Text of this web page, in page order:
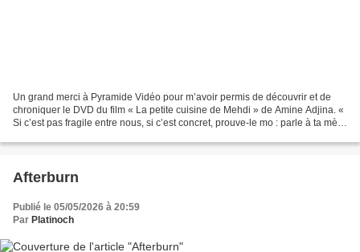
Un grand merci à Pyramide Vidéo pour m’avoir permis de découvrir et de
chroniquer le DVD du film « La petite cuisine de Mehdi » de Amine Adjina. «
Si c’est pas fragile entre nous, si c’est concret, prouve-le mo : parle à ta mère
Afterburn
Publié le 05/05/2026 à 20:59
Par Platinoch